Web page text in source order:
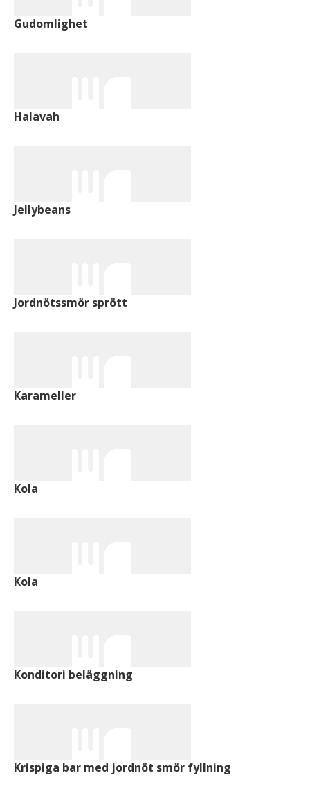
Gudomlighet
Halavah
Jellybeans
Jordnötssmör sprött
Karameller
Kola
Kola
Konditori beläggning
Krispiga bar med jordnöt smör fyllning